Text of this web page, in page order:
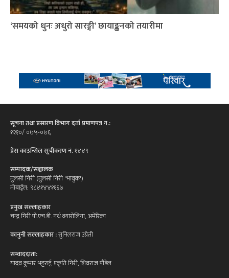
‘समयको धुनः अधुरो सारङ्गी’ छायाङ्कनको तयारीमा
सूचना तथा प्रसारण विभाग दर्ता प्रमाणपत्र न.:
१२१०/ ०७५-०७६
प्रेस काउन्सिल सूचीकरण नं.१४४९
सम्पादक/सञ्चालक
तुलसी गिरी (तुलसी गिरी 'भावुक')
मोबाईल: ९८४१४४११६७
प्रमुख सल्लाहकार
चन्द्र गिरी पी.एच.डी. नर्थ क्यारोलिना, अमेरिका
कानुनी सल्लाहकार :सुनिलराज उप्रेती
सम्वाददाता:
यादव कुमार भट्टराई, प्रकृति गिरी, शिवराज पौडेल